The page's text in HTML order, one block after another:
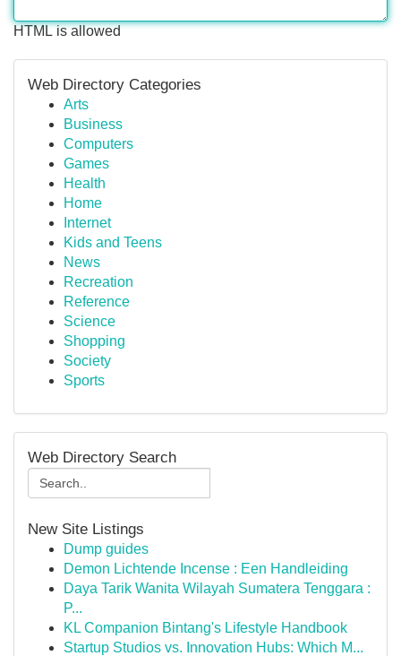
HTML is allowed
Web Directory Categories
Arts
Business
Computers
Games
Health
Home
Internet
Kids and Teens
News
Recreation
Reference
Science
Shopping
Society
Sports
Web Directory Search
New Site Listings
Dump guides
Demon Lichtende Incense : Een Handleiding
Daya Tarik Wanita Wilayah Sumatera Tenggara :
P...
KL Companion Bintang's Lifestyle Handbook
Startup Studios vs. Innovation Hubs: Which M...